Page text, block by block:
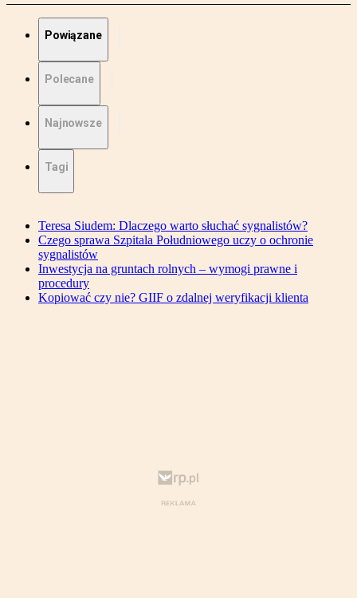
Powiązane
Polecane
Najnowsze
Tagi
Teresa Siudem: Dlaczego warto słuchać sygnalistów?
Czego sprawa Szpitala Południowego uczy o ochronie
sygnalistów
Inwestycja na gruntach rolnych – wymogi prawne i
procedury
Kopiować czy nie? GIIF o zdalnej weryfikacji klienta